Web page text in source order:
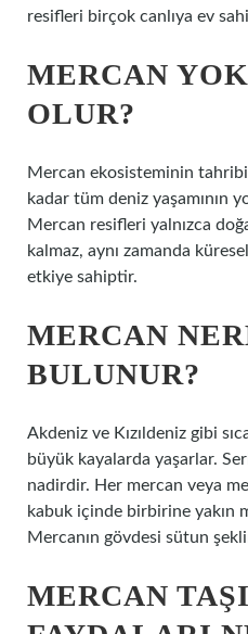
resifleri birçok canlıya ev
MERCAN
OLUR?
Mercan ekosisteminin
kadar tüm deniz yaşamının
Mercan resifleri yalnızca
kalmaz, aynı zamanda
etkiye sahiptir.
MERCAN
BULUNUR?
Akdeniz ve Kızıldeniz gibi
büyük kayalarda yaşarlar.
nadirdir. Her mercan veya
kabuk içinde birbirine yakın
Mercanın gövdesi sütun
MERCAN